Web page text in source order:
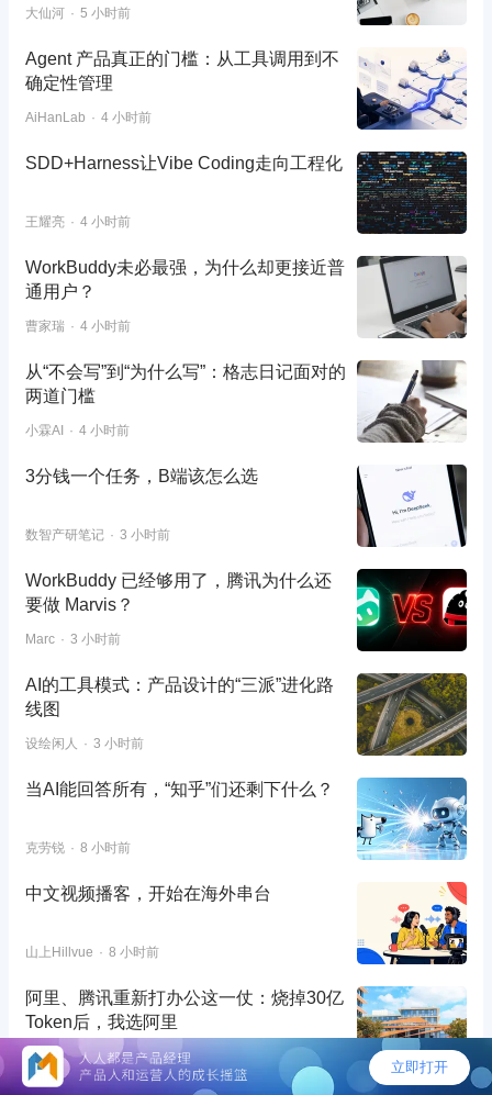
大仙河 5 小时前
Agent 产品真正的门槛：从工具调用到不
确定性管理
AiHanLab 4 小时前
SDD+Harness让Vibe Coding走向工程化
王耀亮 4 小时前
WorkBuddy未必最强，为什么却更接近普
通用户？
曹家瑞 4 小时前
从“不会写”到“为什么写”：格志日记面对的
两道门槛
小霖AI 4 小时前
3分钱一个任务，B端该怎么选
数智产研笔记 3 小时前
WorkBuddy 已经够用了，腾讯为什么还
要做 Marvis？
Marc 3 小时前
AI的工具模式：产品设计的“三派”进化路
线图
设绘闲人 3 小时前
当AI能回答所有，“知乎”们还剩下什么？
克劳锐 8 小时前
中文视频播客，开始在海外串台
山上Hillvue 8 小时前
阿里、腾讯重新打办公这一仗：烧掉30亿
Token后，我选阿里
Link01 18 小时前